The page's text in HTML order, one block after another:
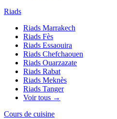
Riads
Riads Marrakech
Riads Fès
Riads Essaouira
Riads Chefchaouen
Riads Ouarzazate
Riads Rabat
Riads Meknès
Riads Tanger
Voir tous →
Cours de cuisine